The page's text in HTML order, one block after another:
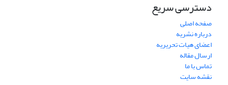
دسترسی سریع
صفحه اصلی
درباره نشریه
اعضای هیات تحریریه
ارسال مقاله
تماس با ما
نقشه سایت